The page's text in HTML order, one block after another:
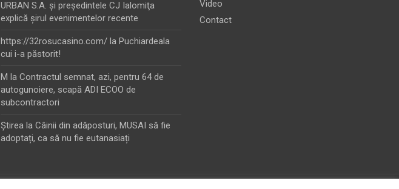
URBAN S.A. şi preşedintele CJ Ialomiţa
explică şirul evenimentelor recente
https://32rosucasino.com/ la Puchiardeala
cui i-a păstorit!
M la Contractul semnat, azi, pentru 64 de
autogunoiere, scapă ADI ECOO de
subcontractori
Ştirea la Câinii din adăposturi, MUSAI să fie
adoptați, ca să nu fie eutanasiați
Video
Contact